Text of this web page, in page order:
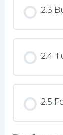
2.3
2.4
2.5